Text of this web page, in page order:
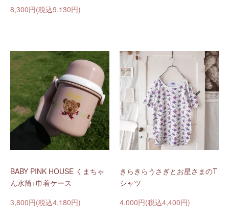
8,300円(税込9,130円)
BABY PINK HOUSE くまちゃ
ん水筒+巾着ケース
3,800円(税込4,180円)
きらきらうさぎとお星さまのT
シャツ
4,000円(税込4,400円)